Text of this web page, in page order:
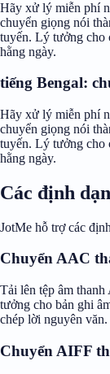
Hãy xử lý miễn phí
chuyển giọng nói
tuyến. Lý tưởng cho
hằng ngày.
tiếng Bengal:
Hãy xử lý miễn phí
chuyển giọng nói
tuyến. Lý tưởng cho
hằng ngày.
Các định
JotMe hỗ trợ các
Chuyển AAC
Tải lên tệp âm
tưởng cho bản ghi
chép lời nguyên văn.
Chuyển AIFF